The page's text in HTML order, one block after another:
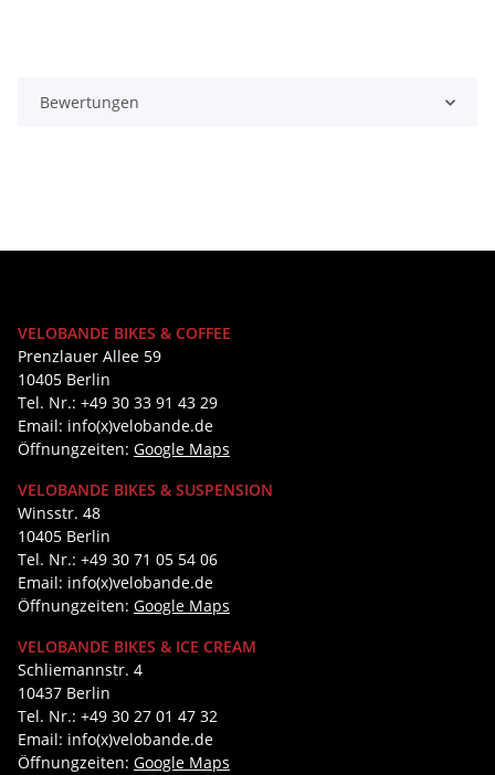
Bewertungen
VELOBANDE BIKES & COFFEE
Prenzlauer Allee 59
10405 Berlin
Tel. Nr.: +49 30 33 91 43 29
Email: info(x)velobande.de
Öffnungzeiten: Google Maps
VELOBANDE BIKES & SUSPENSION
Winsstr. 48
10405 Berlin
Tel. Nr.: +49 30 71 05 54 06
Email: info(x)velobande.de
Öffnungzeiten: Google Maps
VELOBANDE BIKES & ICE CREAM
Schliemannstr. 4
10437 Berlin
Tel. Nr.: +49 30 27 01 47 32
Email: info(x)velobande.de
Öffnungzeiten: Google Maps